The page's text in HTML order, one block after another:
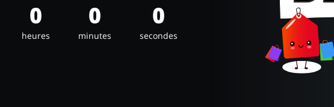
0
heures
0
minutes
0
secondes